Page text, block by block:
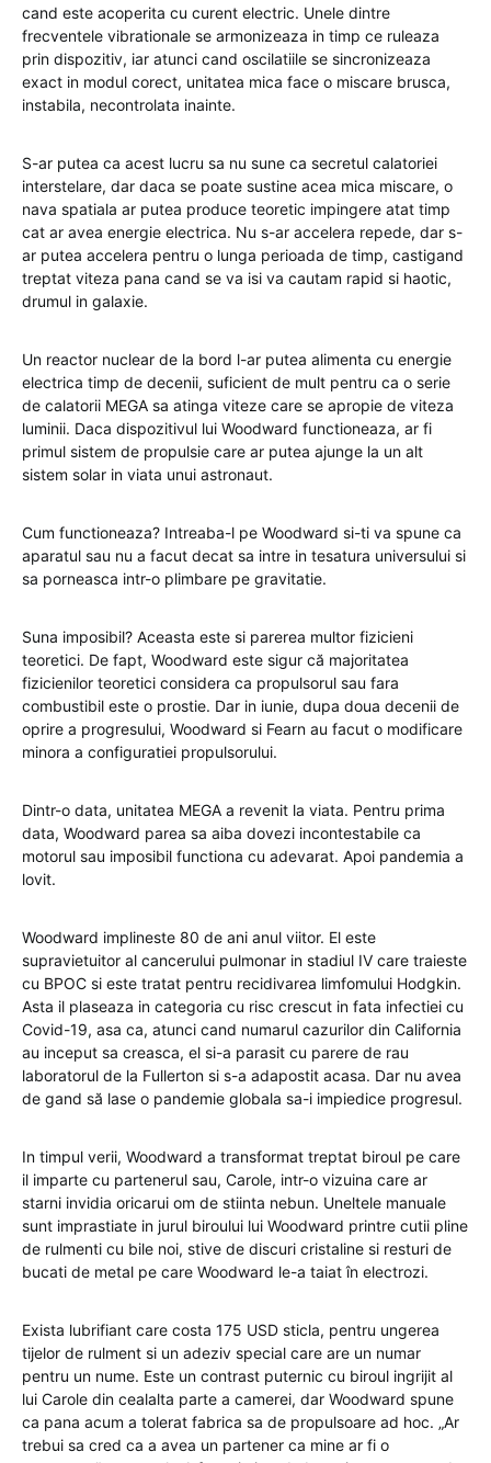
cand este acoperita cu curent electric. Unele dintre
frecventele vibrationale se armonizeaza in timp ce ruleaza
prin dispozitiv, iar atunci cand oscilatiile se sincronizeaza
exact in modul corect, unitatea mica face o miscare brusca,
instabila, necontrolata inainte.
S-ar putea ca acest lucru sa nu sune ca secretul calatoriei
interstelare, dar daca se poate sustine acea mica miscare, o
nava spatiala ar putea produce teoretic impingere atat timp
cat ar avea energie electrica. Nu s-ar accelera repede, dar s-
ar putea accelera pentru o lunga perioada de timp, castigand
treptat viteza pana cand se va isi va cautam rapid si haotic,
drumul in galaxie.
Un reactor nuclear de la bord l-ar putea alimenta cu energie
electrica timp de decenii, suficient de mult pentru ca o serie
de calatorii MEGA sa atinga viteze care se apropie de viteza
luminii. Daca dispozitivul lui Woodward functioneaza, ar fi
primul sistem de propulsie care ar putea ajunge la un alt
sistem solar in viata unui astronaut.
Cum functioneaza? Intreaba-l pe Woodward si-ti va spune ca
aparatul sau nu a facut decat sa intre in tesatura universului si
sa porneasca intr-o plimbare pe gravitatie.
Suna imposibil? Aceasta este si parerea multor fizicieni
teoretici. De fapt, Woodward este sigur că majoritatea
fizicienilor teoretici considera ca propulsorul sau fara
combustibil este o prostie. Dar in iunie, dupa doua decenii de
oprire a progresului, Woodward si Fearn au facut o modificare
minora a configuratiei propulsorului.
Dintr-o data, unitatea MEGA a revenit la viata. Pentru prima
data, Woodward parea sa aiba dovezi incontestabile ca
motorul sau imposibil functiona cu adevarat. Apoi pandemia a
lovit.
Woodward implineste 80 de ani anul viitor. El este
supravietuitor al cancerului pulmonar in stadiul IV care traieste
cu BPOC si este tratat pentru recidivarea limfomului Hodgkin.
Asta il plaseaza in categoria cu risc crescut in fata infectiei cu
Covid-19, asa ca, atunci cand numarul cazurilor din California
au inceput sa creasca, el si-a parasit cu parere de rau
laboratorul de la Fullerton si s-a adapostit acasa. Dar nu avea
de gand să lase o pandemie globala sa-i impiedice progresul.
In timpul verii, Woodward a transformat treptat biroul pe care
il imparte cu partenerul sau, Carole, intr-o vizuina care ar
starni invidia oricarui om de stiinta nebun. Uneltele manuale
sunt imprastiate in jurul biroului lui Woodward printre cutii pline
de rulmenti cu bile noi, stive de discuri cristaline si resturi de
bucati de metal pe care Woodward le-a taiat în electrozi.
Exista lubrifiant care costa 175 USD sticla, pentru ungerea
tijelor de rulment si un adeziv special care are un numar
pentru un nume. Este un contrast puternic cu biroul ingrijit al
lui Carole din cealalta parte a camerei, dar Woodward spune
ca pana acum a tolerat fabrica sa de propulsoare ad hoc. „Ar
trebui sa cred ca a avea un partener ca mine ar fi o